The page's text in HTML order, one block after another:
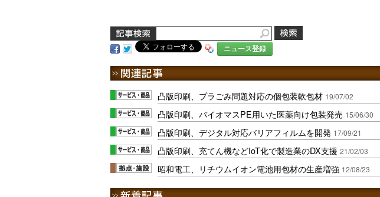
ニュース登録
凸版印刷、プラごみ問題対応の個包装軟包材 19/07/02
凸版印刷、バイオマスPE用いた医薬向け包装発売 15/06/30
凸版印刷、デジタル対応バリアフィルムを開発 17/09/21
凸版印刷、充てん機などIoT化で製造業のDX支援 21/02/03
昭和電工、リチウムイオン電池用包材の生産増強 12/08/23